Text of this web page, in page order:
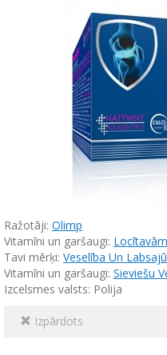
Ražotāji: Olimp
Vitamīni un garšaugi:
Tavi mērķi: Veselība Un
Vitamīni un garšaugi: Sieviešu
Izcelsmes valsts: Polija
Izpārdots